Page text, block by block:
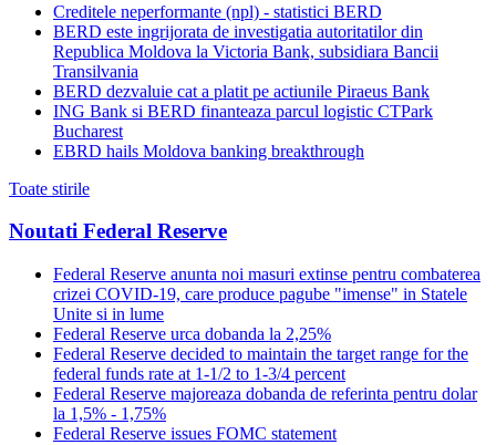
Creditele neperformante (npl) - statistici BERD
BERD este ingrijorata de investigatia autoritatilor din
Republica Moldova la Victoria Bank, subsidiara Bancii
Transilvania
BERD dezvaluie cat a platit pe actiunile Piraeus Bank
ING Bank si BERD finanteaza parcul logistic CTPark
Bucharest
EBRD hails Moldova banking breakthrough
Toate stirile
Noutati Federal Reserve
Federal Reserve anunta noi masuri extinse pentru combaterea
crizei COVID-19, care produce pagube "imense" in Statele
Unite si in lume
Federal Reserve urca dobanda la 2,25%
Federal Reserve decided to maintain the target range for the
federal funds rate at 1-1/2 to 1-3/4 percent
Federal Reserve majoreaza dobanda de referinta pentru dolar
la 1,5% - 1,75%
Federal Reserve issues FOMC statement